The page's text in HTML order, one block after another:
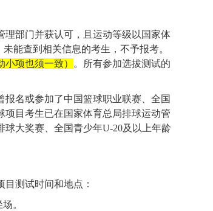
部门并获认可，且运动等级以国家体
能查到相关信息的考生，不予报考。
项也须一致）
。所有参加选拔测试的
名或参加了中国篮球职业联赛、全国
目考生已在国家体育总局排球运动管
球大奖赛、全国青少年U-20及以上年龄
测试时间和地点：
。